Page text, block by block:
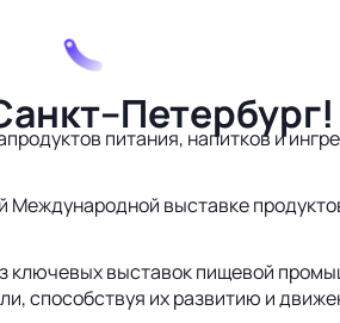
питания, напитков и
выставке
ключевых выставок пищевой
способствуя их развитию и